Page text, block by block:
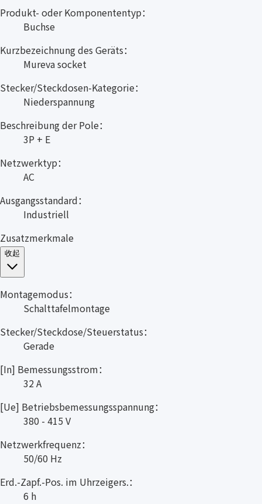
Produkt- oder Komponententyp：
Buchse
Kurzbezeichnung des Geräts：
Mureva socket
Stecker/Steckdosen-Kategorie：
Niederspannung
Beschreibung der Pole：
3P + E
Netzwerktyp：
AC
Ausgangsstandard：
Industriell
Zusatzmerkmale
收起
Montagemodus：
Schalttafelmontage
Stecker/Steckdose/Steuerstatus：
Gerade
[In] Bemessungsstrom：
32 A
[Ue] Betriebsbemessungsspannung：
380 - 415 V
Netzwerkfrequenz：
50/60 Hz
Erd.-Zapf.-Pos. im Uhrzeigers.：
6 h